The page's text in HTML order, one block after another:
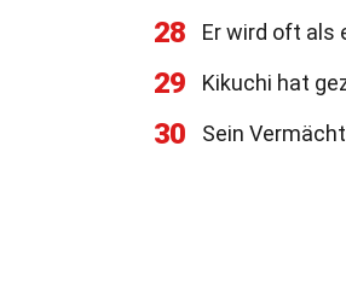
28 Er wird oft als
29 Kikuchi hat
30 Sein